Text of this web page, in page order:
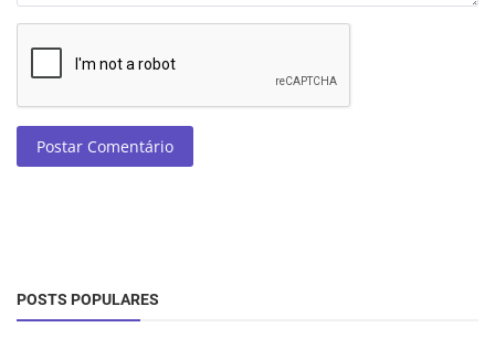
Postar Comentário
POSTS POPULARES